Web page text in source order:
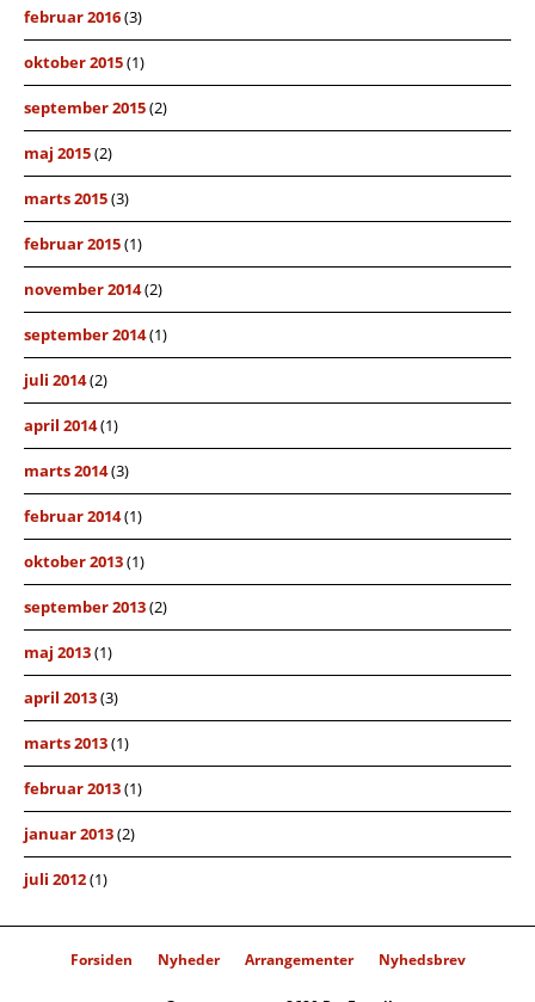
februar 2016(3)
oktober 2015(1)
september 2015(2)
maj 2015(2)
marts 2015(3)
februar 2015(1)
november 2014(2)
september 2014(1)
juli 2014(2)
april 2014(1)
marts 2014(3)
februar 2014(1)
oktober 2013(1)
september 2013(2)
maj 2013(1)
april 2013(3)
marts 2013(1)
februar 2013(1)
januar 2013(2)
juli 2012(1)
Forsiden Nyheder Arrangementer Nyhedsbrev